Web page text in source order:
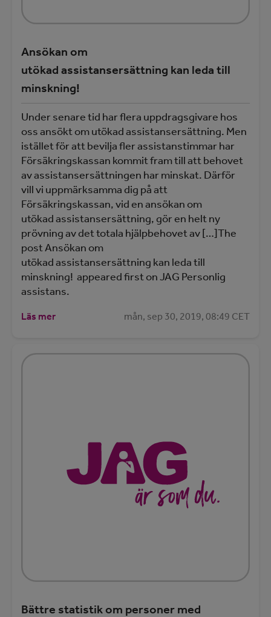
Ansökan om
utökad assistansersättning kan leda till
minskning!
Under senare tid har flera uppdragsgivare hos
oss ansökt om utökad assistansersättning. Men
istället för att bevilja fler assistanstimmar har
Försäkringskassan kommit fram till att behovet
av assistansersättningen har minskat. Därför
vill vi uppmärksamma dig på att
Försäkringskassan, vid en ansökan om
utökad assistansersättning, gör en helt ny
prövning av det totala hjälpbehovet av […]The
post Ansökan om
utökad assistansersättning kan leda till
minskning! appeared first on JAG Personlig
assistans.
Läs mer mån, sep 30, 2019, 08:49 CET
Bättre statistik om personer med